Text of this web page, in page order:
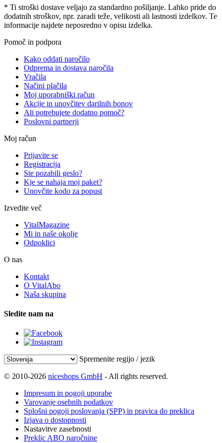
* Ti stroški dostave veljajo za standardno pošiljanje. Lahko pride do
dodatnih stroškov, npr. zaradi teže, velikosti ali lastnosti izdelkov. Te
informacije najdete neposredno v opisu izdelka.
Pomoč in podpora
Kako oddati naročilo
Odprema in dostava naročila
Vračila
Načini plačila
Moj uporabniški račun
Akcije in unovčitev darilnih bonov
Ali potrebujete dodatno pomoč?
Poslovni partnerji
Moj račun
Prijavite se
Registracija
Ste pozabili geslo?
Kje se nahaja moj paket?
Unovčite kodo za popust
Izvedite več
VitalMagazine
Mi in naše okolje
Odpoklici
O nas
Kontakt
O VitalAbo
Naša skupina
Sledite nam na
Spremenite regijo / jezik
© 2010-2026 niceshops GmbH - All rights reserved.
Impresum in pogoji uporabe
Varovanje osebnih podatkov
Splošni pogoji poslovanja (SPP) in pravica do preklica
Izjava o dostopnosti
Nastavitve zasebnosti
Preklic ABO naročnine